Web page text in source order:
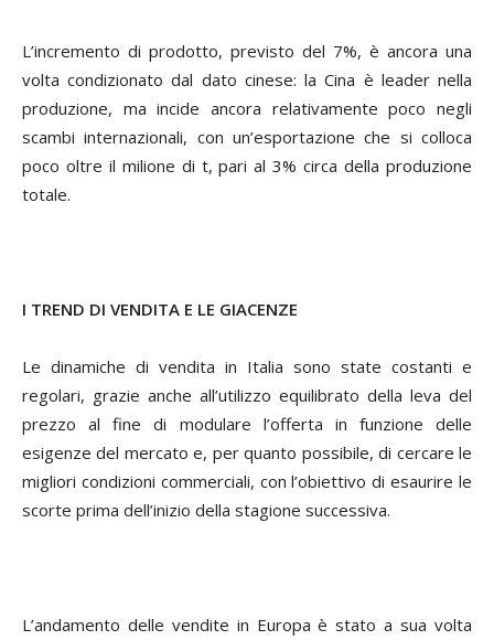
L’incremento di prodotto, previsto del 7%, è ancora una
volta condizionato dal dato cinese: la Cina è leader nella
produzione, ma incide ancora relativamente poco negli
scambi internazionali, con un’esportazione che si colloca
poco oltre il milione di t, pari al 3% circa della produzione
totale.
I TREND DI VENDITA E LE GIACENZE
Le dinamiche di vendita in Italia sono state costanti e
regolari, grazie anche all’utilizzo equilibrato della leva del
prezzo al fine di modulare l’offerta in funzione delle
esigenze del mercato e, per quanto possibile, di cercare le
migliori condizioni commerciali, con l’obiettivo di esaurire le
scorte prima dell’inizio della stagione successiva.
L’andamento delle vendite in Europa è stato a sua volta